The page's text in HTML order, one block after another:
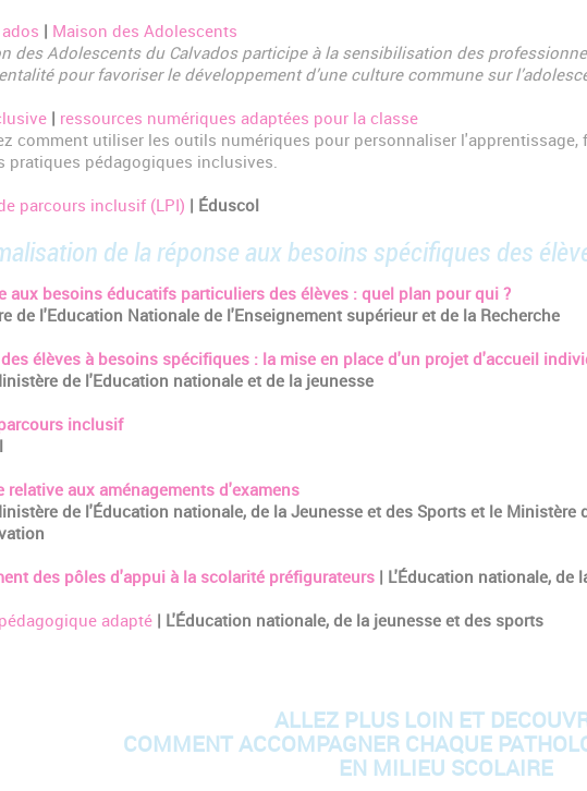
| Maison des Adolescents
des Adolescents du Calvados participe à la sensibilisation des
pour favoriser le développement d’une culture commune sur
| ressources numériques adaptées pour la classe
comment utiliser les outils numériques pour personnaliser
pratiques pédagogiques inclusives.
parcours inclusif (LPI) | Éduscol
de la réponse aux besoins spécifiques des
aux besoins éducatifs particuliers des élèves : quel plan pour qui ?
de l'Education Nationale de l'Enseignement supérieur et de la Recherche
élèves à besoins spécifiques : la mise en place d'un projet d'accueil
de l'Education nationale et de la jeunesse
inclusif
relative aux aménagements d'examens
de l'Éducation nationale, de la Jeunesse et des Sports et le Ministère
des pôles d'appui à la scolarité préfigurateurs | L'Éducation nationale, de
adapté | L'Éducation nationale, de la jeunesse et des sports
ALLEZ PLUS LOIN ET
COMMENT ACCOMPAGNER CHAQUE
EN MILIEU SCOLAIRE